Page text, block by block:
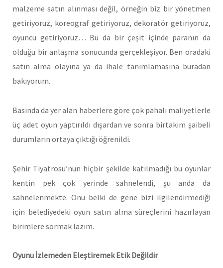
malzeme satın alınması değil, örneğin biz bir yönetmen
getiriyoruz, koreograf getiriyoruz, dekoratör getiriyoruz,
oyuncu getiriyoruz… Bu da bir çeşit içinde paranın da
olduğu bir anlaşma sonucunda gerçekleşiyor. Ben oradaki
satın alma olayına ya da ihale tanımlamasına buradan
bakıyorum.
Basında da yer alan haberlere göre çok pahalı maliyetlerle
üç adet oyun yaptırıldı dışardan ve sonra birtakım şaibeli
durumların ortaya çıktığı öğrenildi.
Şehir Tiyatrosu’nun hiçbir şekilde katılmadığı bu oyunlar
kentin pek çok yerinde sahnelendi, şu anda da
sahnelenmekte. Onu belki de gene bizi ilgilendirmediği
için belediyedeki oyun satın alma süreçlerini hazırlayan
birimlere sormak lazım.
Oyunu İzlemeden Eleştiremek Etik Değildir